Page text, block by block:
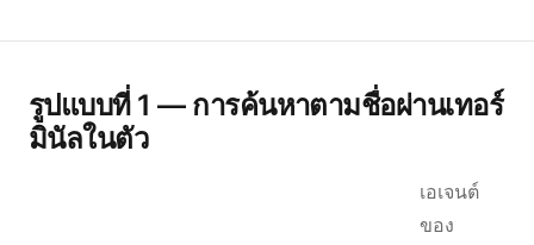
รูปแบบที่ 1 — การค้นหาตามชื่อผ่านเทอร์
มินัลในตัว
เอเจนต์
ของ